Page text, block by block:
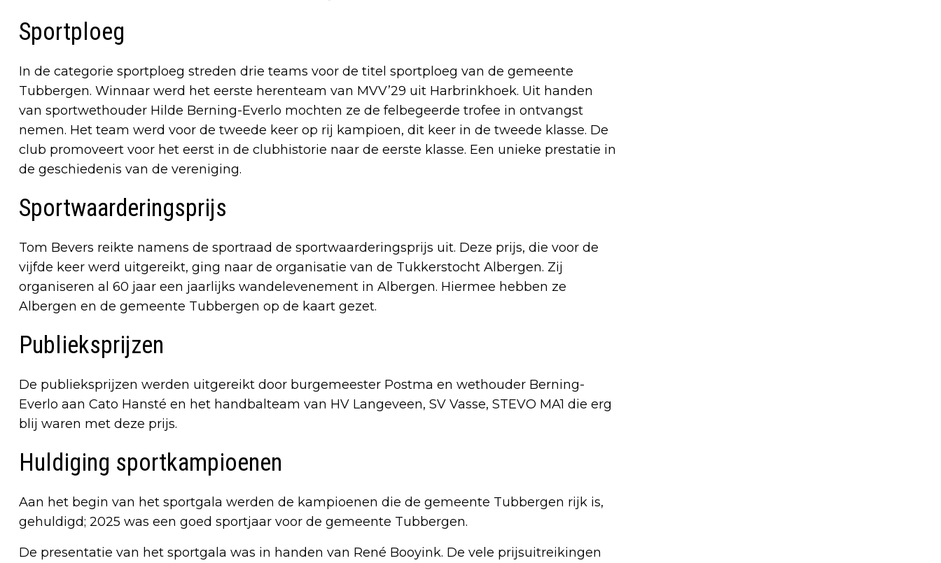
Sportploeg
In de categorie sportploeg streden drie teams voor de titel sportploeg van de gemeente
Tubbergen. Winnaar werd het eerste herenteam van MVV’29 uit Harbrinkhoek. Uit handen
van sportwethouder Hilde Berning-Everlo mochten ze de felbegeerde trofee in ontvangst
nemen. Het team werd voor de tweede keer op rij kampioen, dit keer in de tweede klasse. De
club promoveert voor het eerst in de clubhistorie naar de eerste klasse. Een unieke prestatie in
de geschiedenis van de vereniging.
Sportwaarderingsprijs
Tom Bevers reikte namens de sportraad de sportwaarderingsprijs uit. Deze prijs, die voor de
vijfde keer werd uitgereikt, ging naar de organisatie van de Tukkerstocht Albergen. Zij
organiseren al 60 jaar een jaarlijks wandelevenement in Albergen. Hiermee hebben ze
Albergen en de gemeente Tubbergen op de kaart gezet.
Publieksprijzen
De publieksprijzen werden uitgereikt door burgemeester Postma en wethouder Berning-
Everlo aan Cato Hansté en het handbalteam van HV Langeveen, SV Vasse, STEVO MA1 die erg
blij waren met deze prijs.
Huldiging sportkampioenen
Aan het begin van het sportgala werden de kampioenen die de gemeente Tubbergen rijk is,
gehuldigd; 2025 was een goed sportjaar voor de gemeente Tubbergen.
De presentatie van het sportgala was in handen van René Booyink. De vele prijsuitreikingen